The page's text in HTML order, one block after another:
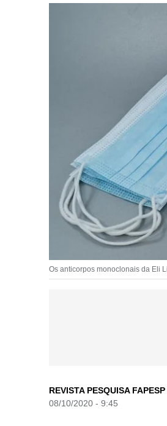
Os anticorpos monoclonais da Eli
REVISTA PESQUISA
08/10/2020 - 9:45